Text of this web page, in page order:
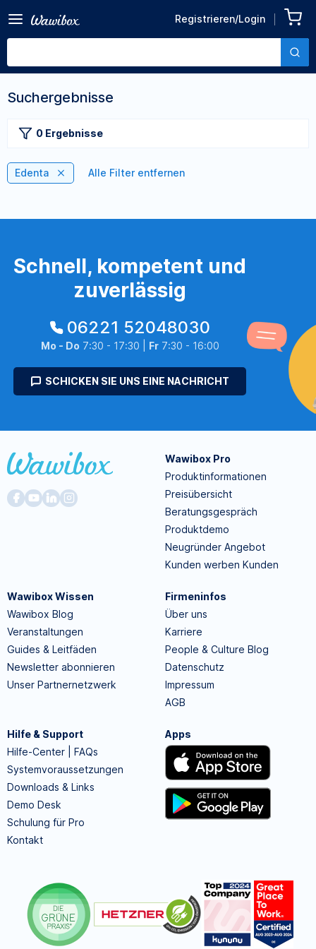
Registrieren/Login
Suchergebnisse
0 Ergebnisse
Edenta Alle Filter entfernen
Schnell, kompetent und
zuverlässig
06221 52048030
Mo - Do 7:30 - 17:30 | Fr7:30 - 16:00
SCHICKEN SIE UNS EINE NACHRICHT
Wawibox Pro
Produktinformationen
Preisübersicht
Beratungsgespräch
Produktdemo
Neugründer Angebot
Kunden werben Kunden
Wawibox Wissen
Wawibox Blog
Veranstaltungen
Guides & Leitfäden
Newsletter abonnieren
Unser Partnernetzwerk
Firmeninfos
Über uns
Karriere
People & Culture Blog
Datenschutz
Impressum
AGB
Hilfe & Support
Hilfe-Center | FAQs
Systemvoraussetzungen
Downloads & Links
Demo Desk
Schulung für Pro
Kontakt
Apps